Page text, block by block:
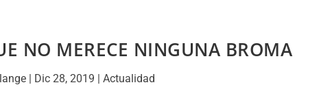
NO MERECE NINGUNA BROMA
| Dic 28, 2019 |Actualidad